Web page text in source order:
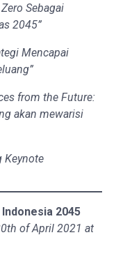
Zero Sebagai
2045”
Mencapai
from the Future:
akan mewarisi
Keynote
2045
of April 2021 at